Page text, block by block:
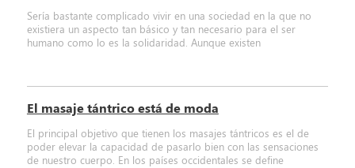
Sería bastante complicado vivir en una sociedad en la que no
existiera un aspecto tan básico y tan necesario para el ser
humano como lo es la solidaridad. Aunque existen
El masaje tántrico está de moda
El principal objetivo que tienen los masajes tántricos es el de
poder elevar la capacidad de pasarlo bien con las sensaciones
de nuestro cuerpo. En los países occidentales se define